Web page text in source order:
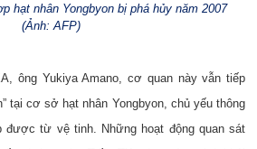
hạt nhân Yongbyon bị phá hủy năm 2007
(Ảnh: AFP)
ông Yukiya Amano, cơ quan này vẫn tiếp
tại cơ sở hạt nhân Yongbyon, chủ yếu thông
được từ vệ tinh. Những hoạt động quan sát